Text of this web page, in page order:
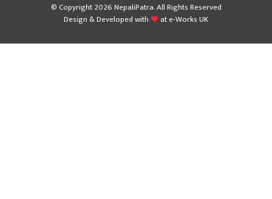
© Copyright 2026 NepaliPatra. All Rights Reserved
Design & Developed with
ate-Works UK